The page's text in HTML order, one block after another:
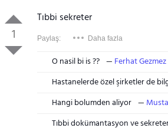
1
Tıbbi sekreter
Paylaş: Daha fazla
O nasil bi is ?? Ferhat Gezmez
Hastanelerde özel şirketler de
Hangi bolumden aliyor
Tıbbi dokümantasyon ve